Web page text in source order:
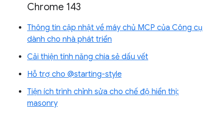
Chrome 143
Thông tin cập nhật về máy chủ MCP của Công cụ
dành cho nhà phát triển
Cải thiện tính năng chia sẻ dấu vết
Hỗ trợ cho @starting-style
Tiện ích trình chỉnh sửa cho chế độ hiển thị:
masonry